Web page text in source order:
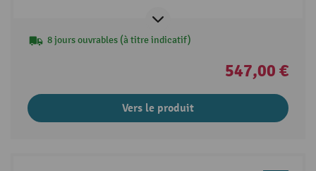
8 jours ouvrables (à titre indicatif)
547,00 €
Vers le produit